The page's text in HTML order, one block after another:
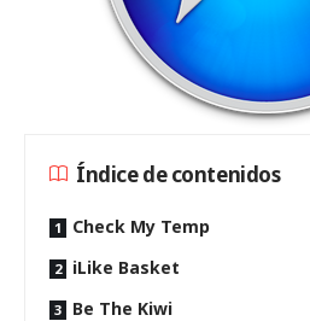
Índice de contenidos
Check My Temp
iLike Basket
Be The Kiwi